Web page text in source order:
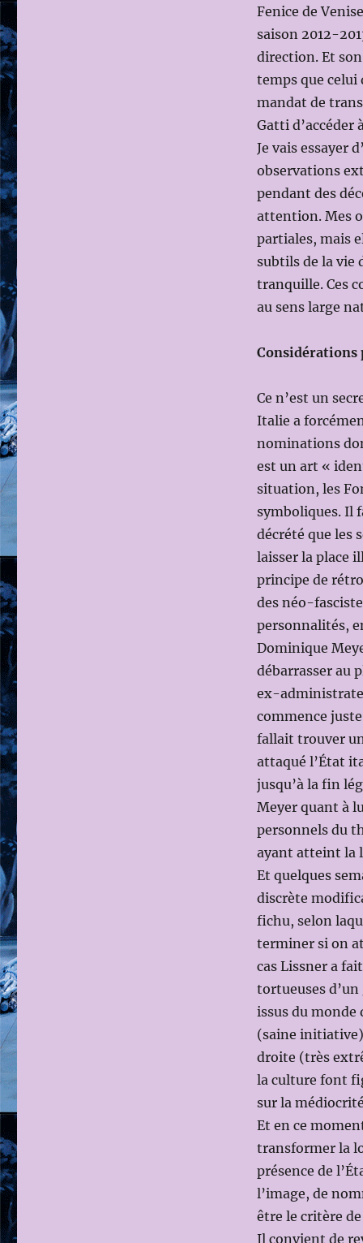
Fenice de
saison 2012-
direction. Et
temps que celui
mandat de
Gatti d’accéder
Je vais essayer
observations
pendant des
attention. Mes
partiales, mais
subtils de la vie
tranquille. Ces
au sens large
Considérations
Ce n’est un
Italie a
nominations
est un art «
situation, les
symboliques. Il
décrété que les
laisser la place
principe de
des néo-
personnalités,
Dominique
débarrasser au
ex-
commence
fallait trouver
attaqué l’État
jusqu’à la fin
Meyer quant à
personnels du
ayant atteint la
Et quelques
discrète
fichu, selon
terminer si on
cas Lissner a
tortueuses
issus du monde
(saine initiative)
droite (très
la culture font
sur la
Et en ce
transformer la
présence de
l’image, de
être le critère
Il convient de